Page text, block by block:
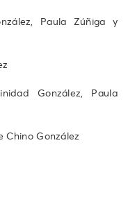
Paula Zúñiga y
González, Paula
Chino González